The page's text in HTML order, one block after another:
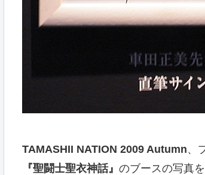
TAMASHII NATION 2009 Autumn、
『聖闘士聖衣神話』 のブースの写真を